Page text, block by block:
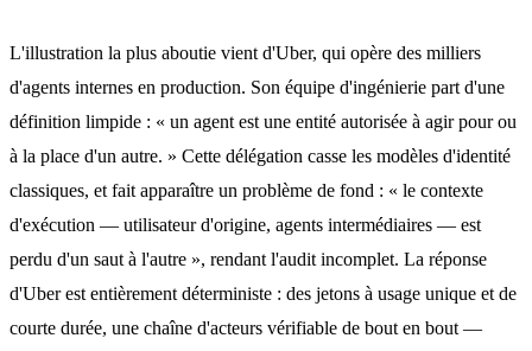
L'illustration la plus aboutie vient d'Uber, qui opère des milliers
d'agents internes en production. Son équipe d'ingénierie part d'une
définition limpide : « un agent est une entité autorisée à agir pour ou
à la place d'un autre. » Cette délégation casse les modèles d'identité
classiques, et fait apparaître un problème de fond : « le contexte
d'exécution — utilisateur d'origine, agents intermédiaires — est
perdu d'un saut à l'autre », rendant l'audit incomplet. La réponse
d'Uber est entièrement déterministe : des jetons à usage unique et de
courte durée, une chaîne d'acteurs vérifiable de bout en bout —